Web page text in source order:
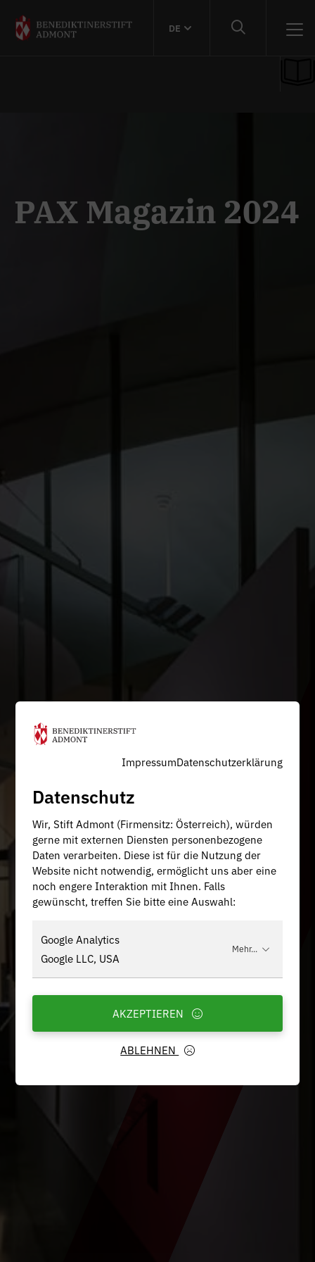
DE
PAX Magazin 2024
ImpressumDatenschutzerklärung
Datenschutz
Wir, Stift Admont (Firmensitz: Österreich), würden
gerne mit externen Diensten personenbezogene
Daten verarbeiten. Diese ist für die Nutzung der
Website nicht notwendig, ermöglicht uns aber eine
noch engere Interaktion mit Ihnen. Falls
gewünscht, treffen Sie bitte eine Auswahl:
Google Analytics
Google LLC, USA
Mehr...
ABLEHNEN
AKZEPTIEREN